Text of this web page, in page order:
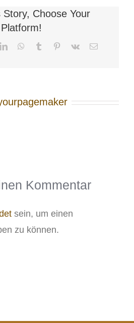
Story, Choose Your
Platform!
LinkedInWhatsApp
Tumblr Pinterest
Vk
E-
Kommentar
sein, um einen
zu können.